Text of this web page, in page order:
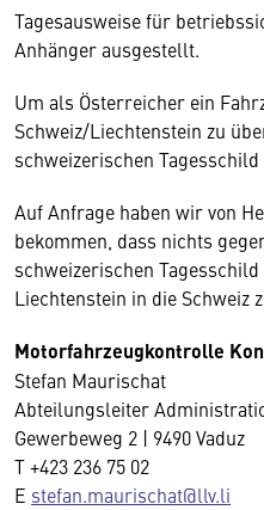
Tagesausweise für
Anhänger ausgestellt.
Um als Österreicher ein
Schweiz/Liechtenstein zu
schweizerischen
Auf Anfrage haben wir von
bekommen, dass nichts
schweizerischen
Liechtenstein in die Schweiz
Motorfahrzeugkontrolle
Stefan Maurischat
Abteilungsleiter
Gewerbeweg 2 | 9490 Vaduz
T +423 236 75 02
E stefan.maurischat@llv.li